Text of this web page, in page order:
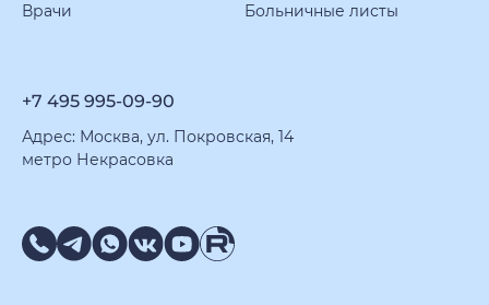
Врачи
Больничные листы
+7 495 995-09-90
Адрес: Москва, ул. Покровская, 14
метро Некрасовка